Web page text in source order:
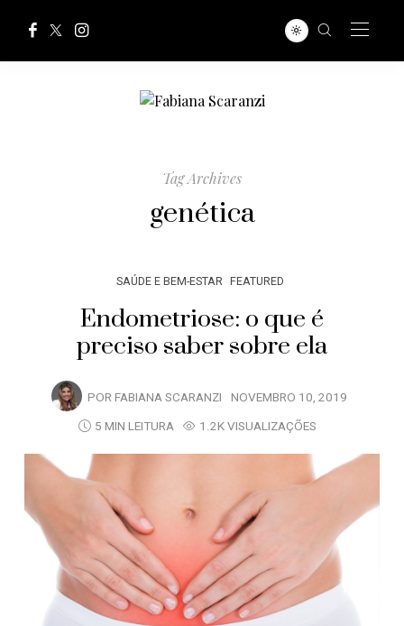
Tag Archives
genética
SAÚDE E BEM-ESTAR FEATURED
Endometriose: o que é
preciso saber sobre ela
POR FABIANA SCARANZI NOVEMBRO 10, 2019
5 MIN LEITURA
1.2K VISUALIZAÇÕES